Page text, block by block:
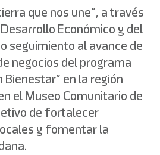
que nos une”, a través
Económico y del
seguimiento al avance de
negocios del programa
Bienestar” en la región
el Museo Comunitario de
de fortalecer
y fomentar la